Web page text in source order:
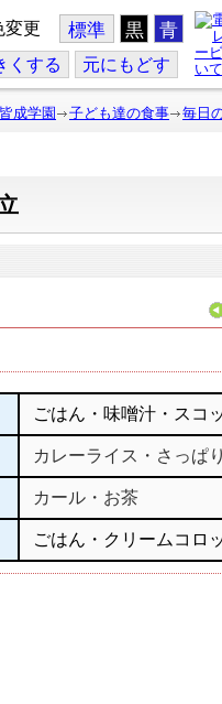
変更 標準 黒 青
くする 元にもどす
成学園 子ども達の食事 毎日
ごはん・味噌汁・スコ
カレーライス・さっぱ
カール・お茶
ごはん・クリームコロ